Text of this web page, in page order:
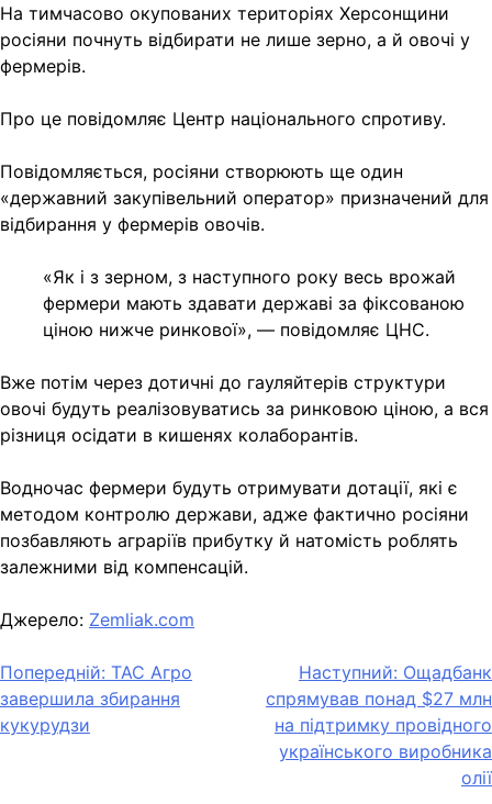
На тимчасово окупованих територіях Херсонщини
росіяни почнуть відбирати не лише зерно, а й овочі у
фермерів.
Про це повідомляє Центр національного спротиву.
Повідомляється, росіяни створюють ще один
«державний закупівельний оператор» призначений для
відбирання у фермерів овочів.
«Як і з зерном, з наступного року весь врожай
фермери мають здавати державі за фіксованою
ціною нижче ринкової», — повідомляє ЦНС.
Вже потім через дотичні до гауляйтерів структури
овочі будуть реалізовуватись за ринковою ціною, а вся
різниця осідати в кишенях колаборантів.
Водночас фермери будуть отримувати дотації, які є
методом контролю держави, адже фактично росіяни
позбавляють аграріїв прибутку й натомість роблять
залежними від компенсацій.
Джерело: Zemliak.com
Навігація
записів
Попередній: ТАС Агро
завершила збирання
кукурудзи
Наступний: Ощадбанк
спрямував понад $27 млн
на підтримку провідного
українського виробника
олії